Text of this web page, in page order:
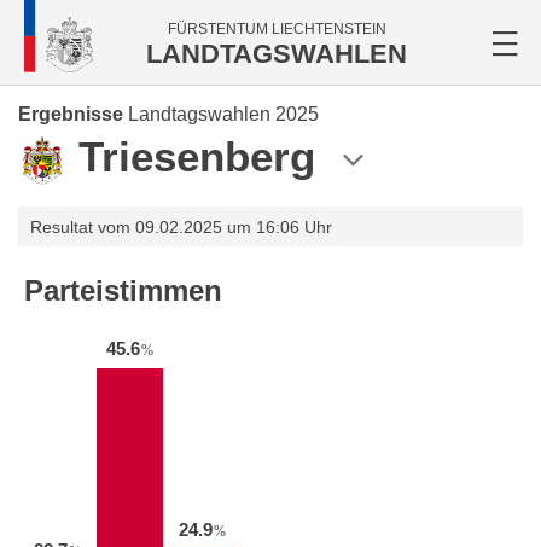
FÜRSTENTUM LIECHTENSTEIN
LANDTAGSWAHLEN
Ergebnisse Landtagswahlen 2025
Triesenberg
Resultat vom 09.02.2025 um 16:06 Uhr
Parteistimmen
45.6%
24.9%